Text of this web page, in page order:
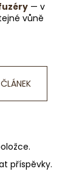
— v
vůně
příspěvky.